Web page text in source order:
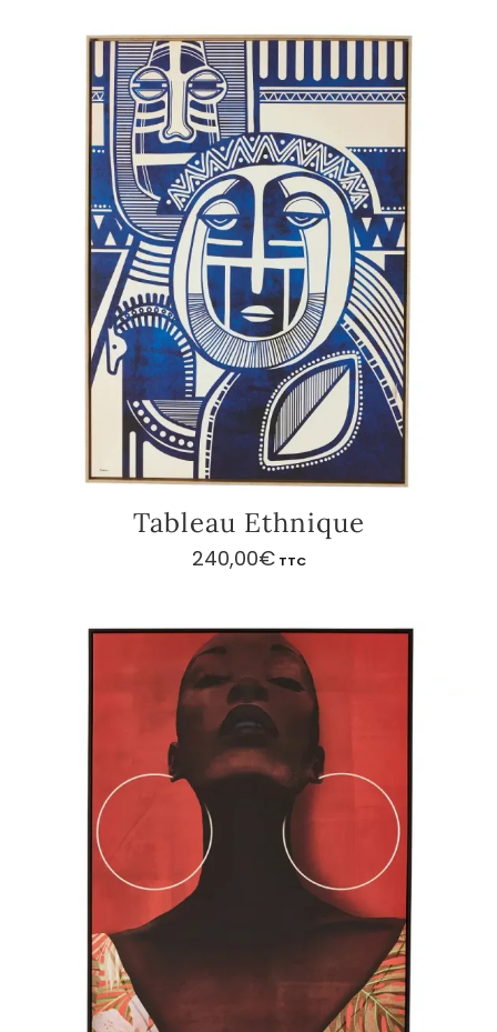
prix :
à
Tableau Ethnique
240,00€ TTC